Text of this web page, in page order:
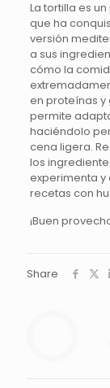
La tortilla es
que ha
versión
a sus
cómo la
en proteínas y
permite
haciéndolo
cena ligera.
los
experimenta y
recetas con
¡Buen
Share